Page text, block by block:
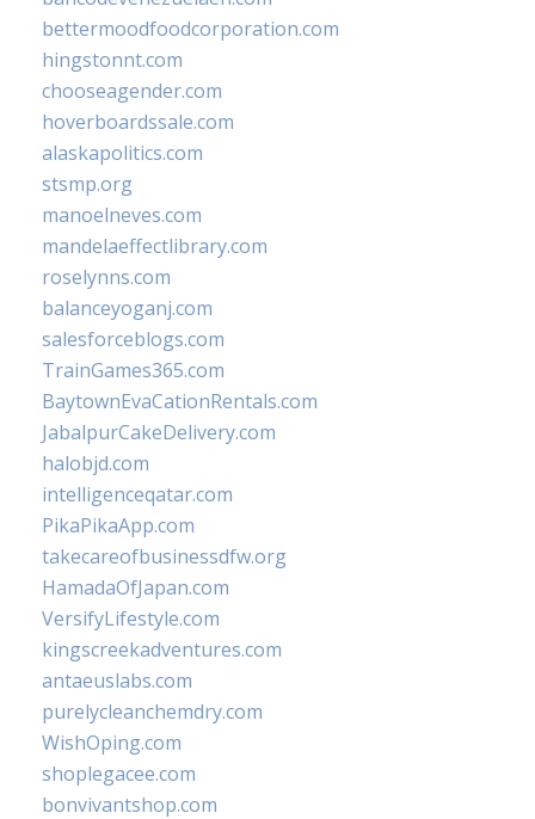
bettermoodfoodcorporation.com
hingstonnt.com
chooseagender.com
hoverboardssale.com
alaskapolitics.com
stsmp.org
manoelneves.com
mandelaeffectlibrary.com
roselynns.com
balanceyoganj.com
salesforceblogs.com
TrainGames365.com
BaytownEvaCationRentals.com
JabalpurCakeDelivery.com
halobjd.com
intelligenceqatar.com
PikaPikaApp.com
takecareofbusinessdfw.org
HamadaOfJapan.com
VersifyLifestyle.com
kingscreekadventures.com
antaeuslabs.com
purelycleanchemdry.com
WishOping.com
shoplegacee.com
bonvivantshop.com